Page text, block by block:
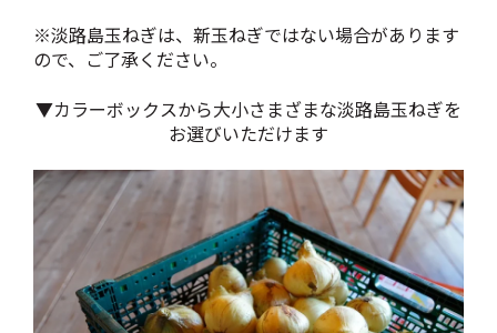
※淡路島玉ねぎは、新玉ねぎではない場合があります
ので、ご了承ください。
▼カラーボックスから大小さまざまな淡路島玉ねぎを
お選びいただけます